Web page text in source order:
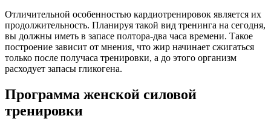
Отличительной особенностью кардиотренировок является их
продолжительность. Планируя такой вид тренинга на сегодня,
вы должны иметь в запасе полтора-два часа времени. Такое
построение зависит от мнения, что жир начинает сжигаться
только после получаса тренировки, а до этого организм
расходует запасы гликогена.
Программа женской силовой
тренировки